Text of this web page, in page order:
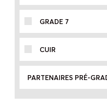
GRADE 7
CUIR
PARTENAIRES PRÉ-